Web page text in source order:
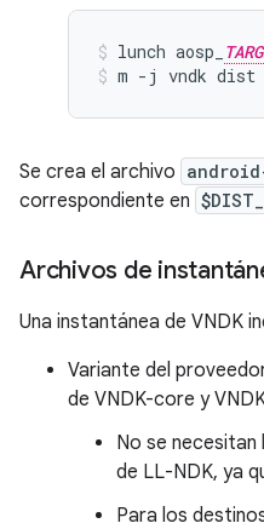
lunch aosp_
m -j vndk dist
Se crea el archivo
correspondiente en
Archivos de
Una instantánea de VNDK
Variante del
de VNDK-core y
No se
de LL-NDK, ya
Para los